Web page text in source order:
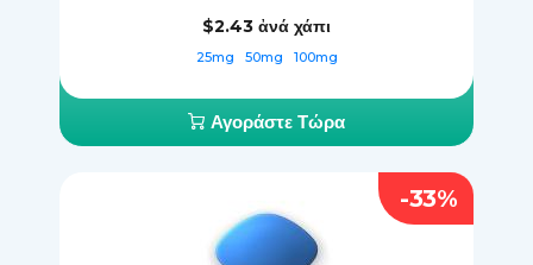
$2.43 ἀνά χάπι
25mg 50mg 100mg
Αγοράστε Τώρα
-33%